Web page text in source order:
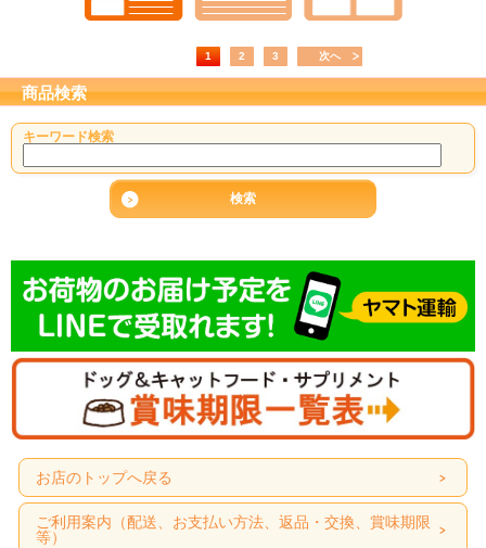
1 2 3 次へ
商品検索
キーワード検索
お店のトップへ戻る
ご利用案内（配送、お支払い方法、返品・交換、賞味期限
等）